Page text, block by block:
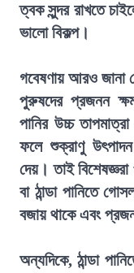
ত্বক সুন্দর রাখতে
ভালো বিকল্প।
গবেষণায় আরও জানা
পুরুষদের প্রজনন
পানির উচ্চ
ফলে শুক্রাণু উৎপাদন
দেয়। তাই
বা ঠান্ডা পানিতে
বজায় থাকে এবং
অন্যদিকে, ঠান্ডা